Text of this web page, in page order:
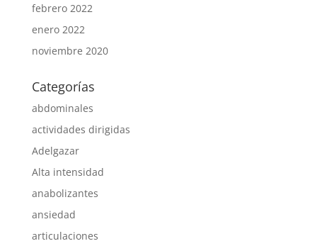
febrero 2022
enero 2022
noviembre 2020
Categorías
abdominales
actividades dirigidas
Adelgazar
Alta intensidad
anabolizantes
ansiedad
articulaciones